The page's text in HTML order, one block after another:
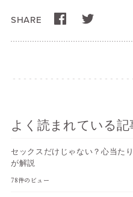
SHARE
よく読まれている記
セックスだけじゃない？心当た
が解説
78件のビュー